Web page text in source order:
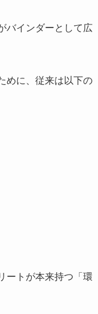
バインダーとして広
めに、従来は以下の
ートが本来持つ「環